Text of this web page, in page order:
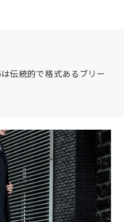
伝統的で格式あるブリー